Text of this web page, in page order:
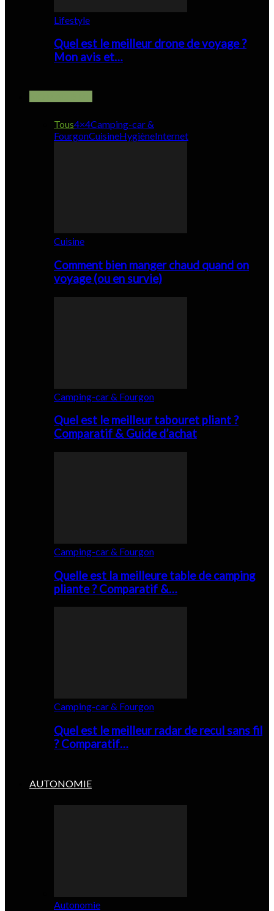
Lifestyle
Quel est le meilleur drone de voyage ?
Mon avis et…
Tous4×4Camping-car &
FourgonCuisineHygièneInternet
Cuisine
Comment bien manger chaud quand on
voyage (ou en survie)
Camping-car & Fourgon
Quel est le meilleur tabouret pliant ?
Comparatif & Guide d’achat
Camping-car & Fourgon
Quelle est la meilleure table de camping
pliante ? Comparatif &…
Camping-car & Fourgon
Quel est le meilleur radar de recul sans fil
? Comparatif…
AUTONOMIE
Autonomie